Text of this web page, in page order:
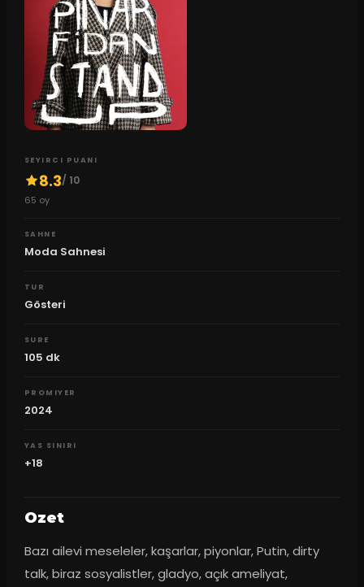
SEYIRCI PUANI
8.3/ 10
65 oy
SAHNE
Moda Sahnesi
TUR
Gösteri
SURE
105 dk
PROMIYER
2024
YAS SINIRI
+18
Ozet
Bazı ailevi meseleler, kaşarlar, piyonlar, Putin, dirty
talk, biraz sosyalistler, gladyo, açık ameliyat,